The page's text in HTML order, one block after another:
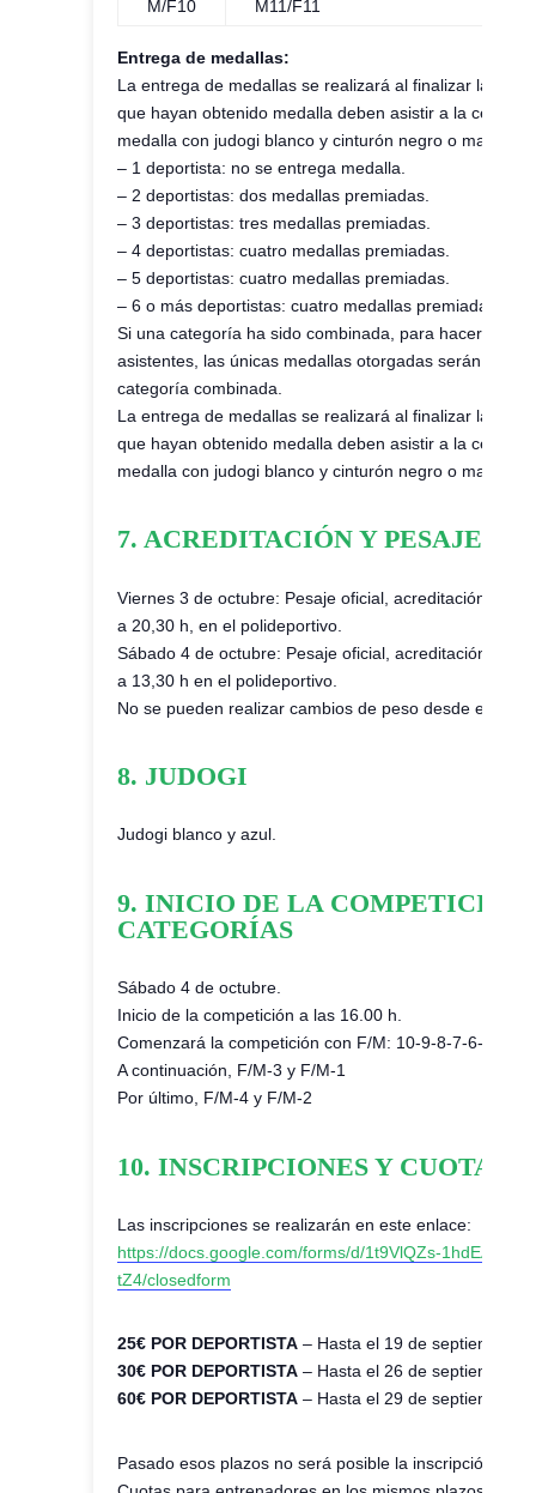
M/F10 M11/F11
Entrega de medallas:
La entrega de medallas se realizará al finalizar la
que hayan obtenido medalla deben asistir a la
medalla con judogi blanco y cinturón negro o marrón
– 1 deportista: no se entrega medalla.
– 2 deportistas: dos medallas premiadas.
– 3 deportistas: tres medallas premiadas.
– 4 deportistas: cuatro medallas premiadas.
– 5 deportistas: cuatro medallas premiadas.
– 6 o más deportistas: cuatro medallas premiadas.
Si una categoría ha sido combinada, para hacer
asistentes, las únicas medallas otorgadas serán para
categoría combinada.
La entrega de medallas se realizará al finalizar la
que hayan obtenido medalla deben asistir a la
medalla con judogi blanco y cinturón negro o marrón
7. ACREDITACIÓN Y PESAJE
Viernes 3 de octubre: Pesaje oficial, acreditación y
a 20,30 h, en el polideportivo.
Sábado 4 de octubre: Pesaje oficial, acreditación y
a 13,30 h en el polideportivo.
No se pueden realizar cambios de peso desde el
8. JUDOGI
Judogi blanco y azul.
9. INICIO DE LA COMPETICIÓN
CATEGORÍAS
Sábado 4 de octubre.
Inicio de la competición a las 16.00 h.
Comenzará la competición con F/M: 10-9-8-7-6-5
A continuación, F/M-3 y F/M-1
Por último, F/M-4 y F/M-2
10. INSCRIPCIONES Y CUOTAS
Las inscripciones se realizarán en este enlace:
https://docs.google.com/forms/d/1t9VlQZs-
tZ4/closedform
25€ POR DEPORTISTA– Hasta el 19 de septiembre a
30€ POR DEPORTISTA– Hasta el 26 de septiembre a
60€ POR DEPORTISTA– Hasta el 29 de septiembre a
Pasado esos plazos no será posible la inscripción.